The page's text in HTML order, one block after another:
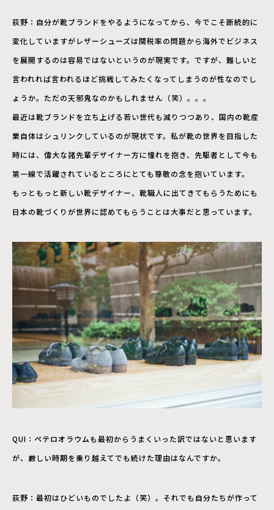
荻野：自分が靴ブランドをやるようになってから、今でこそ断続的に
変化していますがレザーシューズは関税率の問題から海外でビジネス
を展開するのは容易ではないというのが現実です。ですが、難しいと
言われれば言われるほど挑戦してみたくなってしまうのが性なのでし
ょうか。ただの天邪鬼なのかもしれません（笑）。。。
最近は靴ブランドを立ち上げる若い世代も減りつつあり、国内の靴産
業自体はシュリンクしているのが現状です。私が靴の世界を目指した
時には、偉大な諸先輩デザイナー方に憧れを抱き、先駆者として今も
第一線で活躍されているところにとても尊敬の念を抱いています。
もっともっと新しい靴デザイナー、靴職人に出てきてもらうためにも
日本の靴づくりが世界に認めてもらうことは大事だと思っています。
QUI：ペテロオラウムも最初からうまくいった訳ではないと思います
が、厳しい時期を乗り越えてでも続けた理由はなんですか。
荻野：最初はひどいものでしたよ（笑）。それでも自分たちが作って